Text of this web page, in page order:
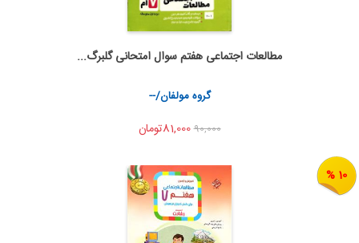
اضافه به سبد خرید
اشتراک گذاری
مطالعات اجتماعی هفتم سوال امتحانی گلبرگ...
گروه مولفان/--
90,00081,000تومان
10 %